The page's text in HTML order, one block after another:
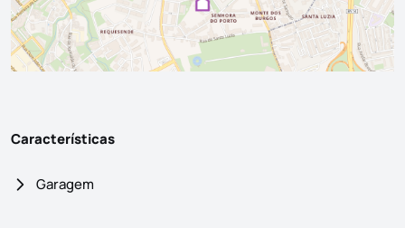
Características
Garagem